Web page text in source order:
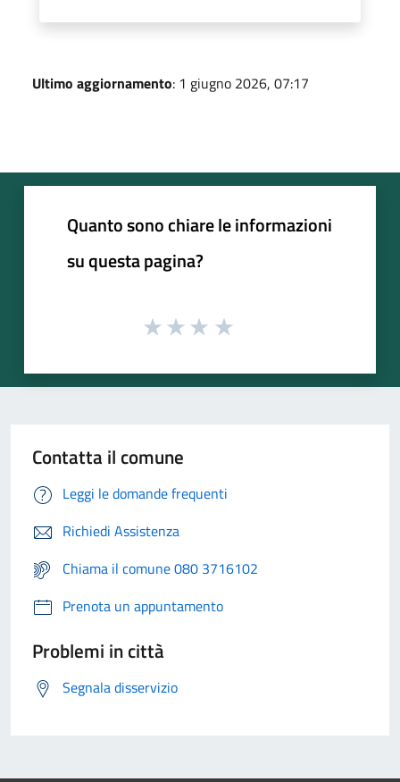
Ultimo aggiornamento: 1 giugno 2026, 07:17
Quanto sono chiare le informazioni
su questa pagina?
Contatta il comune
Leggi le domande frequenti
Richiedi Assistenza
Chiama il comune 080 3716102
Prenota un appuntamento
Problemi in città
Segnala disservizio